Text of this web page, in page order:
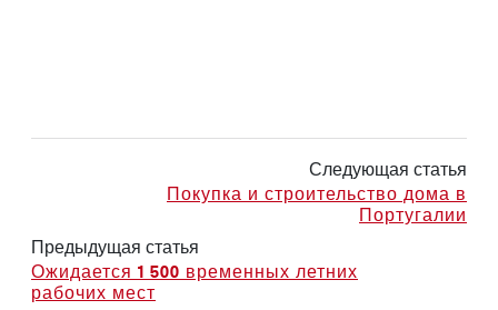
Следующая статья
Покупка и строительство дома в
Португалии
Предыдущая статья
Ожидается 1 500 временных летних
рабочих мест